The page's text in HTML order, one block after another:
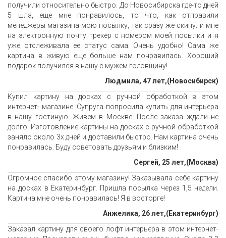
получили относительно быстро. До Новосибирска где-то дней
5 шла, еще мне понравилось, то что, как отправили
менеджеры магазина мою посылку, так сразу же скинули мне
на электронную почту трекер с номером моей посылки и я
уже отслеживала ее статус сама. Очень удобно! Сама же
картина в живую еще больше нам понравилась. Хороший
подарок получился в нашу с мужем годовщину!
Людмила, 47 лет,(Новосибирск)
Купил картину на досках с ручной обработкой в этом
интернет- магазине. Супруга попросила купить для интерьера
в нашу гостиную. Живем в Москве. После заказа ждали не
долго. Изготовление картины на досках с ручной обработкой
заняло около 3х дней и доставили быстро. Нам картина очень
понравилась. Буду советовать друзьям и близким!
Сергей, 25 лет,(Москва)
Огромное спасибо этому магазину! Заказывала себе картину
на досках в Екатеринбург. Пришла посылка через 1,5 недели.
Картина мне очень понравилась! Я в восторге!
Анжелика, 26 лет,(Екатеринбург)
Заказал картину для своего лофт интерьера в этом интернет-